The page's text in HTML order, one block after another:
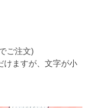
ご注文)
けますが、文字が小